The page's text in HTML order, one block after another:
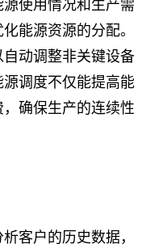
能源资源的分配。
动调整非关键设备
调度不仅能提高能
确保生产的连续性
客户的历史数据，